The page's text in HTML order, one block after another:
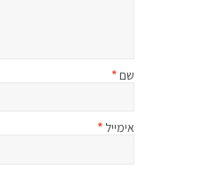
שם*
אימייל *